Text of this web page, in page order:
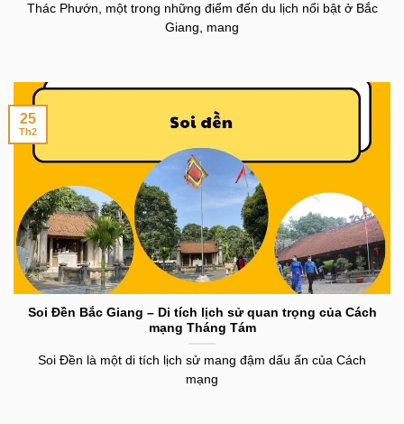
Thác Phướn, một trong những điểm đến du lịch nổi bật ở Bắc
Giang, mang
Soi Đền Bắc Giang – Di tích lịch sử quan trọng của Cách
mạng Tháng Tám
Soi Đền là một di tích lịch sử mang đậm dấu ấn của Cách
mạng
25
Th2